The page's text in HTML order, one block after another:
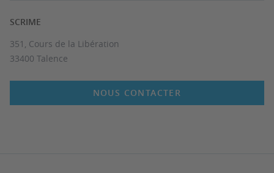
SCRIME
351, Cours de la Libération
33400 Talence
NOUS CONTACTER